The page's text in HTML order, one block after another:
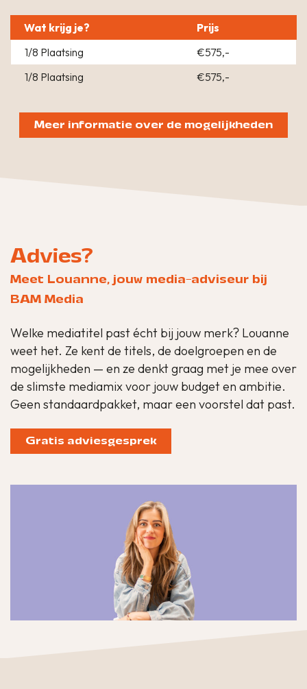
Wat krijg je?
Prijs
1/8 Plaatsing
€575,-
1/8 Plaatsing
€575,-
Meer informatie over de mogelijkheden
Advies?
Meet Louanne, jouw media-adviseur bij
BAM Media
Welke mediatitel past écht bij jouw merk? Louanne
weet het. Ze kent de titels, de doelgroepen en de
mogelijkheden — en ze denkt graag met je mee over
de slimste mediamix voor jouw budget en ambitie.
Geen standaardpakket, maar een voorstel dat past.
Gratis adviesgesprek